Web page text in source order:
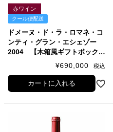
ドメーヌ・ド・ラ・ロマネ・コ
ンティ・グラン・エシェゾー
2004 【木箱風ギフトボックス
赤ワイン
クール便配送
¥690,000 税込
カートに入れる